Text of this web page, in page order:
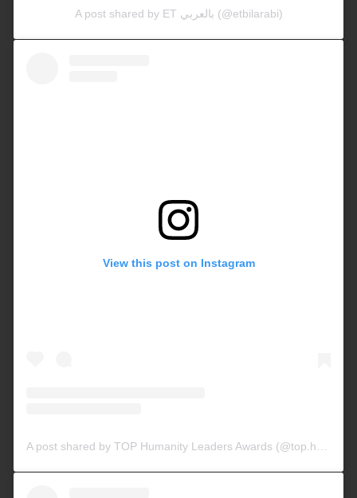
A post shared by ET بالعربي (@etbilarabi)
View this post on Instagram